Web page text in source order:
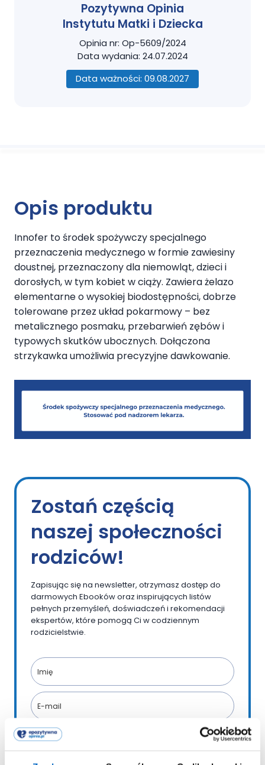
Pozytywna Opinia
Instytutu Matki i Dziecka
Opinia nr: Op-5609/2024
Data wydania: 24.07.2024
Data ważności: 09.08.2027
Opis produktu
Innofer to środek spożywczy specjalnego
przeznaczenia medycznego w formie zawiesiny
doustnej, przeznaczony dla niemowląt, dzieci i
dorosłych, w tym kobiet w ciąży. Zawiera żelazo
elementarne o wysokiej biodostępności, dobrze
tolerowane przez układ pokarmowy – bez
metalicznego posmaku, przebarwień zębów i
typowych skutków ubocznych. Dołączona
strzykawka umożliwia precyzyjne dawkowanie.
Zostań częścią
naszej społeczności
rodziców!
Zapisując się na newsletter, otrzymasz dostęp do
darmowych Ebooków oraz inspirujących listów
pełnych przemyśleń, doświadczeń i rekomendacji
ekspertów, które pomogą Ci w codziennym
rodzicielstwie.
Wyrażam zgodę na przetwarzanie moich danych